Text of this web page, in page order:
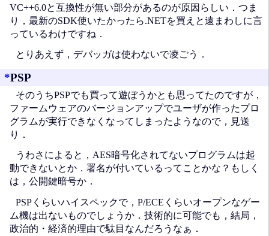
VC++6.0と互換性が無い部分があるのが原因らしい．つま
り，最新のSDK使いたかったら.NETを買えと遠まわしに言
っているわけですね．
とりあえず，デバッガは使わないで凌ごう．
*PSP
そのうちPSPでも買って遊ぼうかとも思ってたのですが，
ファームウェアのバージョンアップでユーザが作ったプロ
グラムが実行できなくなってしまったようなので，見送
り．
うわさによると，AES暗号化されてないプログラムは起
動できないとか．署名が付いているってことかな？もしく
は，公開鍵暗号か．
PSPくらいハイスペックで，P/ECEくらいオープンなゲー
ム機は出ないものでしょうか．技術的に可能でも，結局，
政治的・経済的理由で駄目なんだろうなぁ．